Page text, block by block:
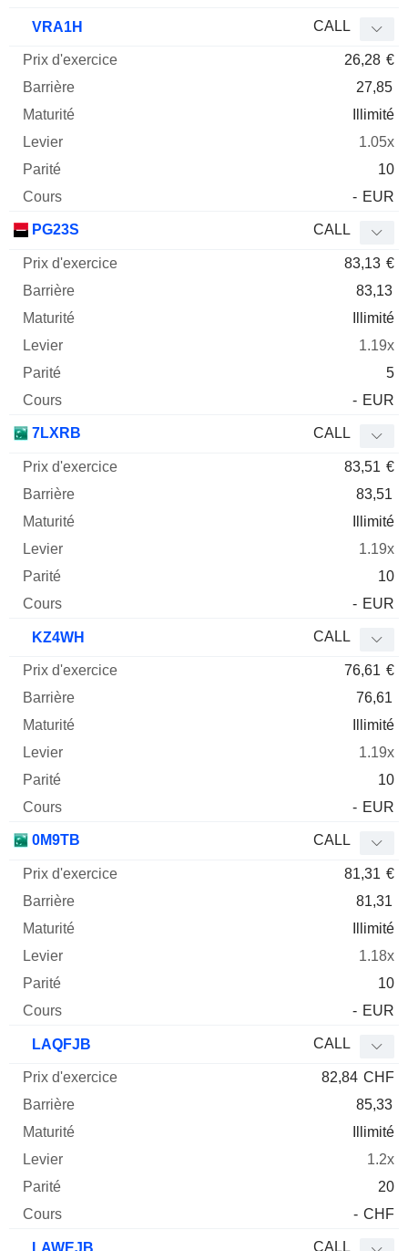
VRA1H CALL
26,28 €
27,85
Illimité
1.05x
10
- EUR
PG23S CALL
83,13 €
83,13
Illimité
1.19x
5
- EUR
7LXRB CALL
83,51 €
83,51
Illimité
1.19x
10
- EUR
KZ4WH CALL
76,61 €
76,61
Illimité
1.19x
10
- EUR
0M9TB CALL
81,31 €
81,31
Illimité
1.18x
10
- EUR
LAQFJB CALL
82,84 CHF
85,33
Illimité
1.2x
20
- CHF
CALL